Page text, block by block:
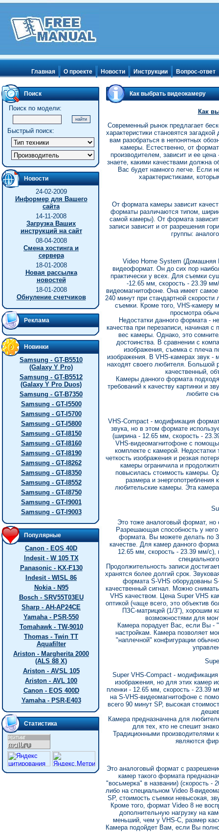
Главная О проекте Новости Инструкции Вопрос-ответ
Поиск
Поиск по модели:
Быстрый поиск:
Новости
24-02-2009
Информер для Вашего
сайта
14-11-2008
Загрузка Ваших
инструкций на сайт
08-04-2008
Смена хостинга и
сервера
18-01-2008
Новая рассылка
новостей
18-01-2008
Обнуление счетчиков
Реклама
Новинки
Samsung - GT-B5510
(Galaxy Y Pro)
Samsung - GT-B5512
(Galaxy Y Pro Duos)
Samsung - GT-B7350
Samsung - GT-I5500
Samsung - GT-I5700
Samsung - GT-I5800
Samsung - GT-I8150
Samsung - GT-I8160
Samsung - GT-I8190
Samsung - GT-I8262
Samsung - GT-I8350
Samsung - GT-I8552
Samsung - GT-I8750
Samsung - GT-I9001
Samsung - GT-I9003
Популярные
Canon - EOS 40D
Indesit - W 105 TX
Panasonic - KX-F130
Indesit - WISL 86
Nokia - N95
Bosch - SRV55T03EU
Sharp - AH-AP24CE
Yamaha - PSR-550
Tomahawk - TW-9010
Thomas - Twin TT
Aquafilter
Ariston - Margherita 2000
(ALS 88 X)
Ariston - AVSL 105
Ariston - AVL 100
Canon - EOS 400D
Yamaha - PSR-E403
Статистика
Как выбрать видеокамеру
Как
Современный рынок предлагает
характеристики становятся
вам разобраться в непонятных
камеры. Естественно, от
производителем, зависит и ее
знаете, какими качествами должна
Вас будет намного легче. Если
характеристиками,
От формата камеры зависит
форматы различаются типом,
самой камеры). От формата
записи зависит и от разрешения
группы:
Video Home System (Домашняя
видеоформат. Он до сих пор
практически у всех. Для съемки
-12.65 мм, скорость - 23.39
видеомагнитофоне. Она имеет
240 минут при стандартной
съемки. Кроме того, VHS-камеру
просмотра
Недостатки данного формата -
качества при перезаписи, начиная
вес камеры. Однако, это
достоинства. В сравнении с
изображения, съемка с плеча
изображения. В VHS-камерах звук
находят своего любителя. Большой
качественный,
Камеры данного формата
требований к качеству картинки и
любите
VHS-Compact - модификация
звука, но в этом формате
(ширина - 12.65 мм, скорость -
VHS-видеомагнитофоне с
комплекте с камерой.
четкость изображения и резкая
камеры ограничила и
повысилась стоимость камеры.
размера и
любительские камеры. Эта
Это тоже аналоговый формат, но
Разрешающая способность у
формата. Вы можете делать по
качестве. Для камер данного
12.65 мм, скорость - 23.39 мм/с),
Продолжительность записи
хранятся более долгий срок.
формата S-VHS оборудованы
качественный сигнал. Можно
VHS качеством. Цена Super VHS
оптикой (чаще всего, это объектив
ПЗС-матрицей (1/3"), хорошим
возможностями для
Камера порадует Вас, если Вы -
настройкам. Камера позволяет
"наплечной" конфигурации
Super VHS-Compact -
изображения, но для этих камер
пленки - 12.65 мм, скорость - 23.39
на S-VHS-видеомагнитофоне с
всего 90 минут SP, высокая
Камера предназначена для
для тех, кто не спешит
Традиционными производителями
являются
Это аналоговый формат с
камер такого формата
"восьмерка" в названии) (скорость -
либо на специальном Video 8-
SP, стоимость съемки невысокая,
Кроме того, формат Video 8 не
дополнительную нагрузку на
меньший, чем у VHS-C, размер
Камера подойдет Вам, если Вы